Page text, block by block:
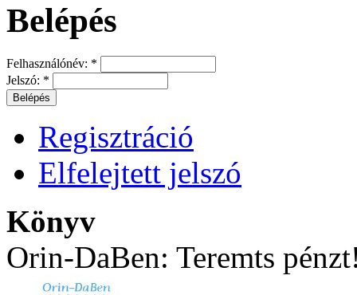
Belépés
Felhasználónév: *
Jelszó: *
Regisztráció
Elfelejtett jelszó
Könyv
Orin-DaBen: Teremts